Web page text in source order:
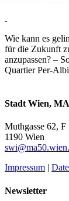
Wie kann es
für die Zukunft
anzupassen? –
Quartier Per-
Stadt Wien,
Muthgasse 62, F
1190 Wien
Impressum |
Newsletter